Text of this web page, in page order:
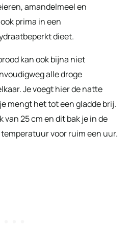
amandelmeel en
prima in een
dieet.
kan ook bijna niet
alle droge
Je voegt hier de natte
mengt het tot een gladde brij.
van 25 cm en dit bak je in de
voor ruim een uur.